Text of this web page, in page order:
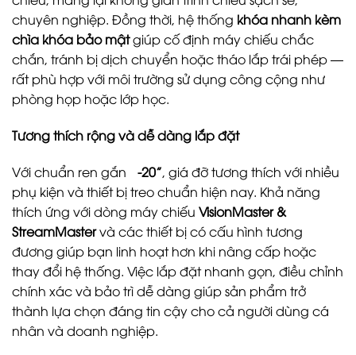
chuyên nghiệp. Đồng thời, hệ thống khóa nhanh kèm
chìa khóa bảo mậtgiúp cố định máy chiếu chắc
chắn, tránh bị dịch chuyển hoặc tháo lắp trái phép —
rất phù hợp với môi trường sử dụng công cộng như
phòng họp hoặc lớp học.
Tương thích rộng và dễ dàng lắp đặt
Với chuẩn ren gắn ¼-20”, giá đỡ tương thích với nhiều
phụ kiện và thiết bị treo chuẩn hiện nay. Khả năng
thích ứng với dòng máy chiếu VisionMaster &
StreamMastervà các thiết bị có cấu hình tương
đương giúp bạn linh hoạt hơn khi nâng cấp hoặc
thay đổi hệ thống. Việc lắp đặt nhanh gọn, điều chỉnh
chính xác và bảo trì dễ dàng giúp sản phẩm trở
thành lựa chọn đáng tin cậy cho cả người dùng cá
nhân và doanh nghiệp.